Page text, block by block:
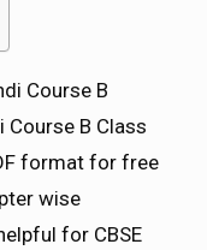
Course B
Course B Class
format for free
wise
for CBSE